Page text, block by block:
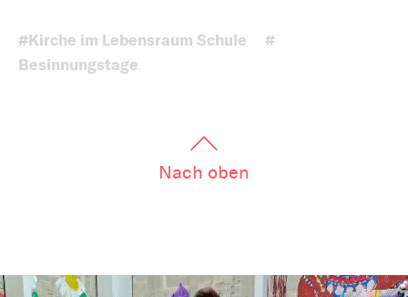
#Kirche im Lebensraum Schule
#
Besinnungstage
Nach oben